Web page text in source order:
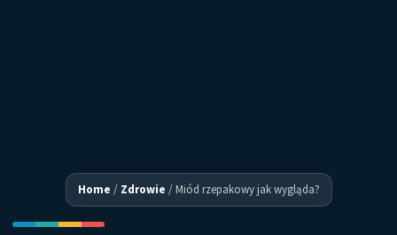
Home / Zdrowie /Miód rzepakowy jak wygląda?